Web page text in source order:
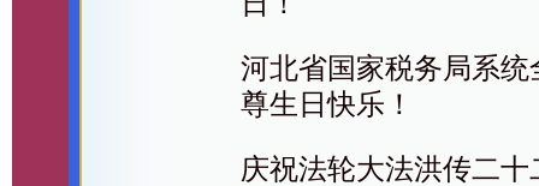
河北省国家税务局系
尊生日快乐！
庆祝法轮大法洪传二